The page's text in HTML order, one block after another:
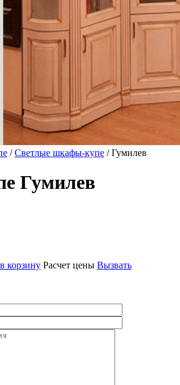
/Светлые шкафы-купе / Гумилев
Гумилев
корзину Расчет цены Вызвать